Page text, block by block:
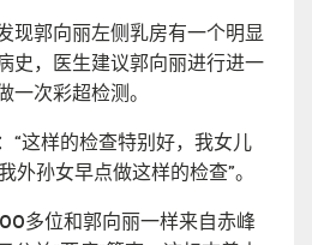
现郭向丽左侧乳房有一个明显
史，医生建议郭向丽进行进一
一次彩超检测。
“这样的检查特别好，我女儿
外孙女早点做这样的检查”。
多位和郭向丽一样来自赤峰